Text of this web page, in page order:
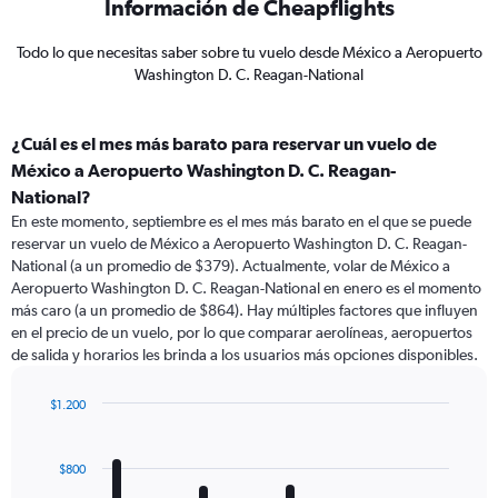
Información de Cheapflights
Todo lo que necesitas saber sobre tu vuelo desde México a Aeropuerto
Washington D. C. Reagan-National
¿Cuál es el mes más barato para reservar un vuelo de
México a Aeropuerto Washington D. C. Reagan-
National?
En este momento, septiembre es el mes más barato en el que se puede
reservar un vuelo de México a Aeropuerto Washington D. C. Reagan-
National (a un promedio de $379). Actualmente, volar de México a
Aeropuerto Washington D. C. Reagan-National en enero es el momento
más caro (a un promedio de $864). Hay múltiples factores que influyen
en el precio de un vuelo, por lo que comparar aerolíneas, aeropuertos
de salida y horarios les brinda a los usuarios más opciones disponibles.
with
$800
$1.200